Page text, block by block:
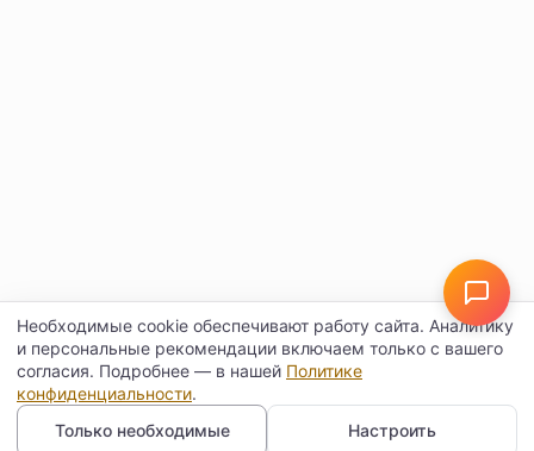
Необходимые cookie обеспечивают работу сайта. Аналитику
и персональные рекомендации включаем только с вашего
согласия. Подробнее — в нашей Политике
конфиденциальности.
Только необходимые
Настроить